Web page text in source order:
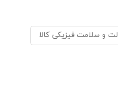
و سلامت فیزیکی کالا